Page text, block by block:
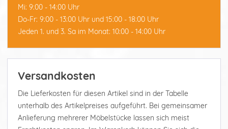
Mi: 9:00 - 14:00 Uhr
Do-Fr: 9:00 - 13:00 Uhr und 15:00 - 18:00 Uhr
Jeden 1. und 3. Sa im Monat: 10:00 - 14:00 Uhr
Versandkosten
Die Lieferkosten für diesen Artikel sind in der Tabelle
unterhalb des Artikelpreises aufgeführt. Bei gemeinsamer
Anlieferung mehrerer Möbelstücke lassen sich meist